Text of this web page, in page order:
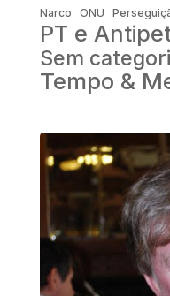
Narco ONU
PT e
Sem
Tempo &